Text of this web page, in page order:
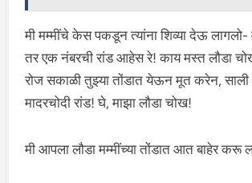
मी मम्मींचे केस पकडून त्यांना शिव्या देऊ
तर एक नंबरची रांड आहेस रे! काय मस्त लौडा
रोज सकाळी तुझ्या तोंडात येऊन मूत करेन, साली
मादरचोदी रांड! घे, माझा लौडा चोख!
मी आपला लौडा मम्मींच्या तोंडात आत बाहेर करू